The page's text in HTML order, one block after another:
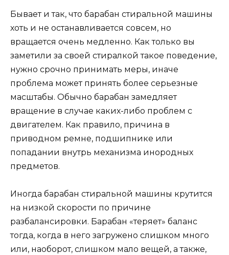
Бывает и так, что барабан стиральной машины
хоть и не останавливается совсем, но
вращается очень медленно. Как только вы
заметили за своей стиралкой такое поведение,
нужно срочно принимать меры, иначе
проблема может принять более серьезные
масштабы. Обычно барабан замедляет
вращение в случае каких-либо проблем с
двигателем. Как правило, причина в
приводном ремне, подшипнике или
попадании внутрь механизма инородных
предметов.
Иногда барабан стиральной машины крутится
на низкой скорости по причине
разбалансировки. Барабан «теряет» баланс
тогда, когда в него загружено слишком много
или, наоборот, слишком мало вещей, а также,